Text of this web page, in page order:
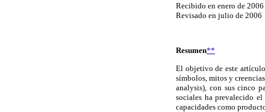
Recibido en enero de 2006
Revisado en julio de 2006
Resumen**
El objetivo de este
símbolos, mitos y
analysis), con sus cinco
sociales ha prevalecido
capacidades como